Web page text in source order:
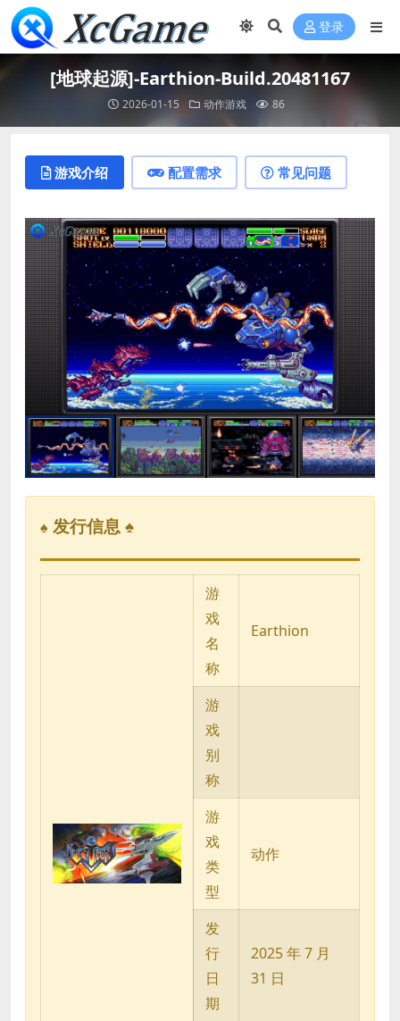
登录
[地球起源]-Earthion-Build.20481167
2026-01-15 动作游戏 86
游戏介绍 配置需求 常见问题
♠ 发行信息 ♠
游
戏
名
称
Earthion
游
戏
别
称
游
戏
类
型
动作
发
行
日
期
2025 年 7 月
31 日